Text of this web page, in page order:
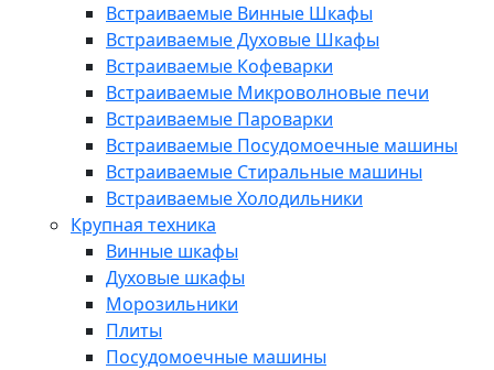
Встраиваемые Винные Шкафы
Встраиваемые Духовые Шкафы
Встраиваемые Кофеварки
Встраиваемые Микроволновые печи
Встраиваемые Пароварки
Встраиваемые Посудомоечные машины
Встраиваемые Стиральные машины
Встраиваемые Холодильники
Крупная техника
Винные шкафы
Духовые шкафы
Морозильники
Плиты
Посудомоечные машины